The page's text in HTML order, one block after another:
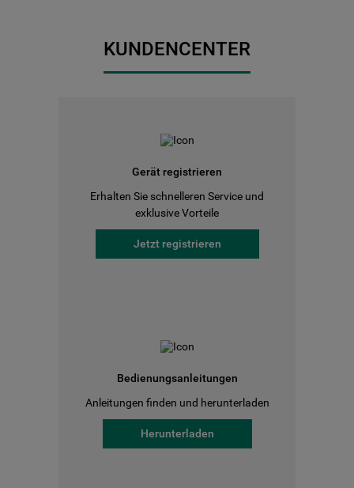
KUNDENCENTER
Gerät registrieren
Erhalten Sie schnelleren Service und
exklusive Vorteile
Jetzt registrieren
Bedienungsanleitungen
Anleitungen finden und herunterladen
Herunterladen